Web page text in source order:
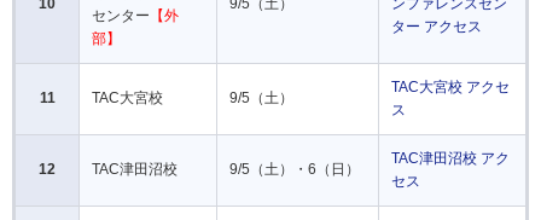
10
センター 【外
部】
9/5（土）
ンファレンスセン
ター アクセス
11 TAC大宮校 9/5（土）
TAC大宮校 アクセ
ス
12 TAC津田沼校 9/5（土）・6（日）
TAC津田沼校 アク
セス